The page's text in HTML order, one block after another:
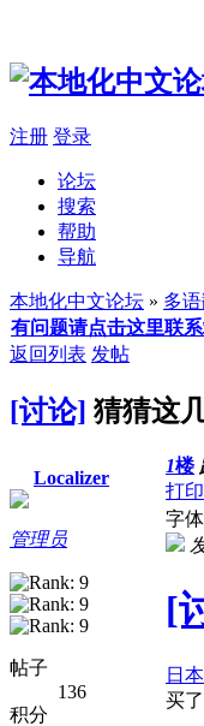
注册 登录
论坛
搜索
帮助
导航
本地化中文论坛 » 多
有问题请点击这里联
返回列表 发帖
[讨论] 猜猜这
Localizer
管理员
帖子
136
积分
1楼
打印
字
[
日本
买